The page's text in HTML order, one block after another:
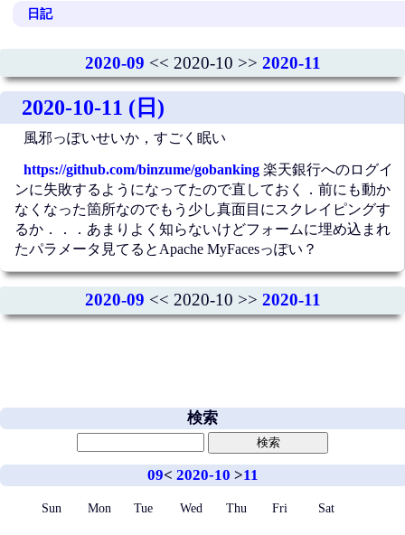
日記
2020-09 << 2020-10 >> 2020-11
2020-10-11 (日)
風邪っぽいせいか，すごく眠い
https://github.com/binzume/gobanking楽天銀行へのログイ
ンに失敗するようになってたので直しておく．前にも動か
なくなった箇所なのでもう少し真面目にスクレイピングす
るか．．．あまりよく知らないけどフォームに埋め込まれ
たパラメータ見てるとApache MyFacesっぽい？
2020-09 << 2020-10 >> 2020-11
検索
09< 2020-10 >11
Sun Mon Tue Wed Thu Fri Sat